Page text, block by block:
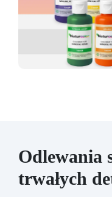
Odlewania
trwałych